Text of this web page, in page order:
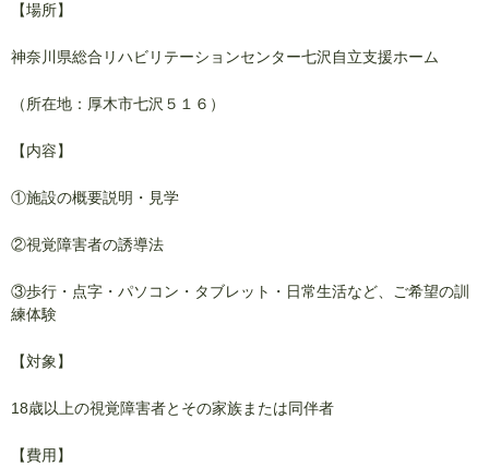
【場所】
神奈川県総合リハビリテーションセンター七沢自立支援ホーム
（所在地：厚木市七沢５１６）
【内容】
①施設の概要説明・見学
②視覚障害者の誘導法
③歩行・点字・パソコン・タブレット・日常生活など、ご希望の訓
練体験
【対象】
18歳以上の視覚障害者とその家族または同伴者
【費用】